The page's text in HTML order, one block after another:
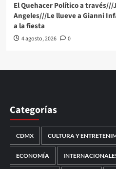
El Quehacer Político a
Angeles///Le llueve a Gianni
a la fiesta
4 agosto, 2026 0
Categorías
CDMX CULTURA Y
ECONOMÍA